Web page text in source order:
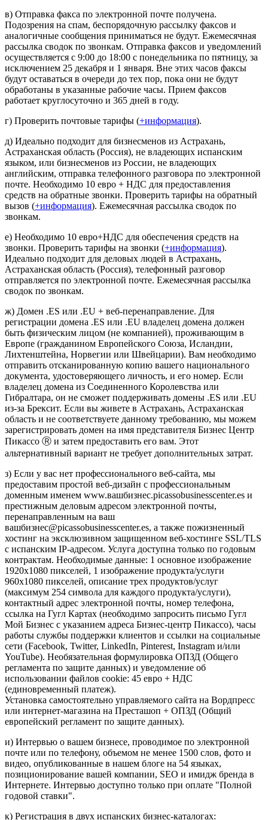
в) Отправка факса по электронной почте получена.
Подозрения на спам, беспорядочную рассылку факсов и
аналогичные сообщения приниматься не будут. Ежемесячная
рассылка сводок по звонкам. Отправка факсов и уведомлений
осуществляется с 9:00 до 18:00 с понедельника по пятницу, за
исключением 25 декабря и 1 января. Вне этих часов факсы
будут оставаться в очереди до тех пор, пока они не будут
обработаны в указанные рабочие часы. Прием факсов
работает круглосуточно и 365 дней в году.
г) Проверить почтовые тарифы (+информация).
д) Идеально подходит для бизнесменов из Астрахань,
Астраханская область (Россия), не владеющих испанским
языком, или бизнесменов из России, не владеющих
английским, отправка телефонного разговора по электронной
почте. Необходимо 10 евро + НДС для предоставления
средств на обратные звонки. Проверить тарифы на обратный
вызов (+информация). Ежемесячная рассылка сводок по
звонкам.
е) Необходимо 10 евро+НДС для обеспечения средств на
звонки. Проверить тарифы на звонки (+информация).
Идеально подходит для деловых людей в Астрахань,
Астраханская область (Россия), телефонный разговор
отправляется по электронной почте. Ежемесячная рассылка
сводок по звонкам.
ж) Домен .ES или .EU + веб-перенаправление. Для
регистрации домена .ES или .EU владелец домена должен
быть физическим лицом (не компанией), проживающим в
Европе (гражданином Европейского Союза, Исландии,
Лихтенштейна, Норвегии или Швейцарии). Вам необходимо
отправить отсканированную копию вашего национального
документа, удостоверяющего личность, и его номер. Если
владелец домена из Соединенного Королевства или
Гибралтара, он не сможет поддерживать домены .ES или .EU
из-за Брексит. Если вы живете в Астрахань, Астраханская
область и не соответствуете данному требованию, мы можем
зарегистрировать домен на имя представителя Бизнес Центр
Пикассо Ⓡ и затем предоставить его вам. Этот
альтернативный вариант не требует дополнительных затрат.
з) Если у вас нет профессионального веб-сайта, мы
предоставим простой веб-дизайн с профессиональным
доменным именем www.вашбизнес.picassobusinesscenter.es и
престижным деловым адресом электронной почты,
перенаправленным на ваш
вашбизнес@picassobusinesscenter.es, а также пожизненный
хостинг на эксклюзивном защищенном веб-хостинге SSL/TLS
с испанским IP-адресом. Услуга доступна только по годовым
контрактам. Необходимые данные: 1 основное изображение
1920x1080 пикселей, 1 изображение продукта/услуги
960x1080 пикселей, описание трех продуктов/услуг
(максимум 254 символа для каждого продукта/услуги),
контактный адрес электронной почты, номер телефона,
ссылка на Гугл Картах (необходимо запросить письмо Гугл
Мой Бизнес с указанием адреса Бизнес-центр Пикассо), часы
работы службы поддержки клиентов и ссылки на социальные
сети (Facebook, Twitter, LinkedIn, Pinterest, Instagram и/или
YouTube). Необязательная формулировка ОПЗД (Общего
регламента по защите данных) и уведомление об
использовании файлов cookie: 45 евро + НДС
(единовременный платеж).
Установка самостоятельно управляемого сайта на Вордпресс
или интернет-магазина на Престашоп + ОПЗД (Общий
европейский регламент по защите данных).
и) Интервью о вашем бизнесе, проводимое по электронной
почте или по телефону, объемом не менее 1500 слов, фото и
видео, опубликованные в нашем блоге на 54 языках,
позиционирование вашей компании, SEO и имидж бренда в
Интернете. Интервью доступно только при оплате "Полной
годовой ставки".
к) Регистрация в двух испанских бизнес-каталогах: